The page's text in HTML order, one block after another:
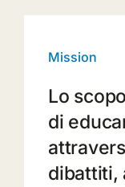
Mission
Lo
di
dibattiti,